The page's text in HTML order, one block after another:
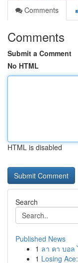
Comments
Comments
Submit a Comment
No HTML
HTML is disabled
Search
Published News
1 ลา คา บอล
1 Losing